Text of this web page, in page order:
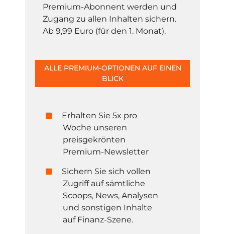
Premium-Abonnent werden und
Zugang zu allen Inhalten sichern.
Ab 9,99 Euro (für den 1. Monat).
ALLE PREMIUM-OPTIONEN AUF EINEN
BLICK
Erhalten Sie 5x pro
Woche unseren
preisgekrönten
Premium-Newsletter
Sichern Sie sich vollen
Zugriff auf sämtliche
Scoops, News, Analysen
und sonstigen Inhalte
auf Finanz-Szene.